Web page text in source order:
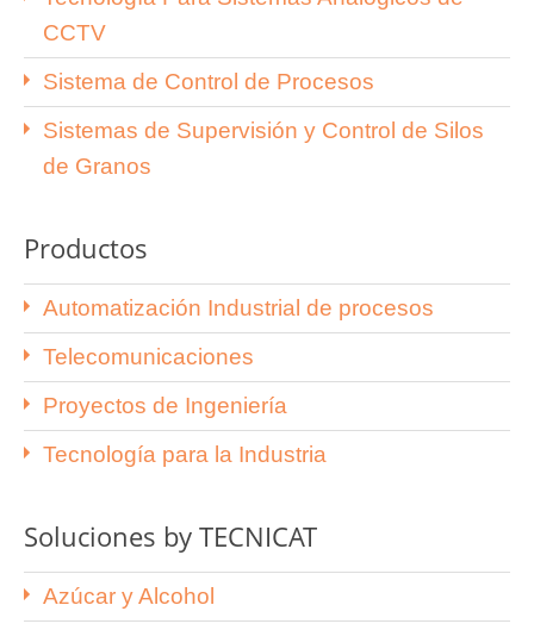
CCTV
Sistema de Control de Procesos
Sistemas de Supervisión y Control de Silos
de Granos
Productos
Automatización Industrial de procesos
Telecomunicaciones
Proyectos de Ingeniería
Tecnología para la Industria
Soluciones by TECNICAT
Azúcar y Alcohol